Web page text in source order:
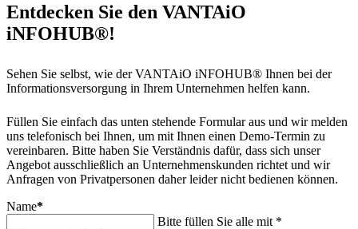
Entdecken Sie den VANTAiO
iNFOHUB®!
Sehen Sie selbst, wie der VANTAiO iNFOHUB® Ihnen bei der
Informationsversorgung in Ihrem Unternehmen helfen kann.
Füllen Sie einfach das unten stehende Formular aus und wir melden
uns telefonisch bei Ihnen, um mit Ihnen einen Demo-Termin zu
vereinbaren. Bitte haben Sie Verständnis dafür, dass sich unser
Angebot ausschließlich an Unternehmenskunden richtet und wir
Anfragen von Privatpersonen daher leider nicht bedienen können.
Name*
Bitte füllen Sie alle mit *